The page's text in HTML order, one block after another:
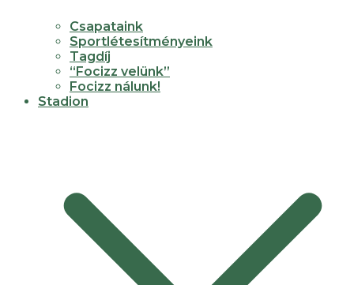
Csapataink
Sportlétesítményeink
Tagdíj
“Focizz velünk”
Focizz nálunk!
Stadion